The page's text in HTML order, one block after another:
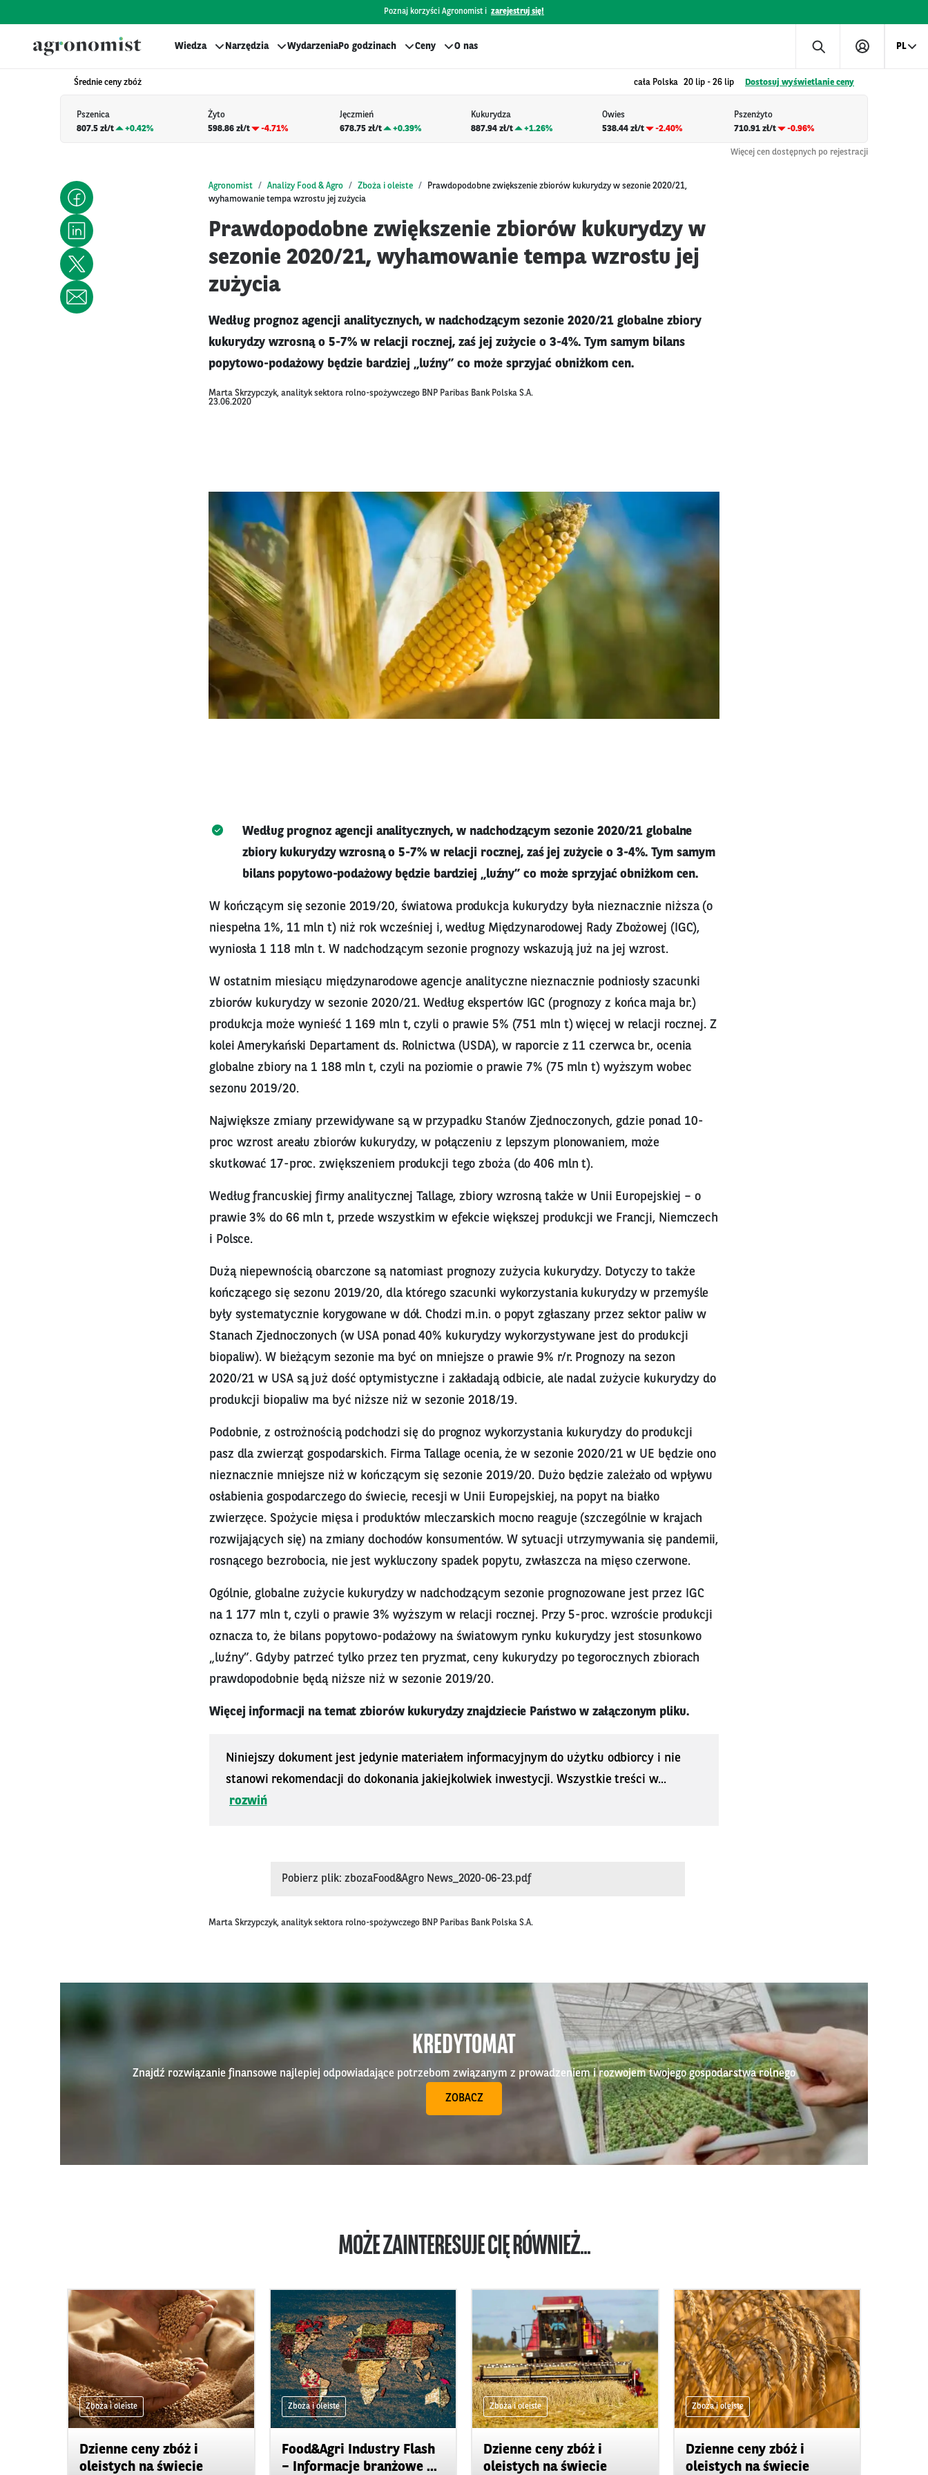
Poznaj korzyści Agronomist i zarejestruj się!
Wiedza Narzędzia WydarzeniaPo godzinach Ceny O nas PL
Średnie ceny zbóż cała Polska 20 lip - 26 lip Dostosuj wyświetlanie ceny
Pszenica
807.5 zł/t
+0.42%
Żyto
598.86 zł/t
-4.71%
Jęczmień
678.75 zł/t
+0.39%
Kukurydza
887.94 zł/t
+1.26%
Owies
538.44 zł/t
-2.40%
Pszenżyto
710.91 zł/t
-0.96%
Więcej cen dostępnych po rejestracji
Agronomist Analizy Food & Agro Zboża i oleiste
Prawdopodobne zwiększenie zbiorów kukurydzy w sezonie 2020/21,
wyhamowanie tempa wzrostu jej zużycia
Prawdopodobne zwiększenie zbiorów kukurydzy w
sezonie 2020/21, wyhamowanie tempa wzrostu jej
zużycia
Według prognoz agencji analitycznych, w nadchodzącym sezonie 2020/21 globalne zbiory
kukurydzy wzrosną o 5-7% w relacji rocznej, zaś jej zużycie o 3-4%. Tym samym bilans
popytowo-podażowy będzie bardziej „luźny” co może sprzyjać obniżkom cen.
Marta Skrzypczyk, analityk sektora rolno-spożywczego BNP Paribas Bank Polska S.A.
23.06.2020
Według prognoz agencji analitycznych, w nadchodzącym sezonie 2020/21 globalne
zbiory kukurydzy wzrosną o 5-7% w relacji rocznej, zaś jej zużycie o 3-4%. Tym samym
bilans popytowo-podażowy będzie bardziej „luźny” co może sprzyjać obniżkom cen.
W kończącym się sezonie 2019/20, światowa produkcja kukurydzy była nieznacznie niższa (o
niespełna 1%, 11 mln t) niż rok wcześniej i, według Międzynarodowej Rady Zbożowej (IGC),
wyniosła 1 118 mln t. W nadchodzącym sezonie prognozy wskazują już na jej wzrost.
W ostatnim miesiącu międzynarodowe agencje analityczne nieznacznie podniosły szacunki
zbiorów kukurydzy w sezonie 2020/21. Według ekspertów IGC (prognozy z końca maja br.)
produkcja może wynieść 1 169 mln t, czyli o prawie 5% (751 mln t) więcej w relacji rocznej. Z
kolei Amerykański Departament ds. Rolnictwa (USDA), w raporcie z 11 czerwca br., ocenia
globalne zbiory na 1 188 mln t, czyli na poziomie o prawie 7% (75 mln t) wyższym wobec
sezonu 2019/20.
Największe zmiany przewidywane są w przypadku Stanów Zjednoczonych, gdzie ponad 10-
proc wzrost areału zbiorów kukurydzy, w połączeniu z lepszym plonowaniem, może
skutkować 17-proc. zwiększeniem produkcji tego zboża (do 406 mln t).
Według francuskiej firmy analitycznej Tallage, zbiory wzrosną także w Unii Europejskiej – o
prawie 3% do 66 mln t, przede wszystkim w efekcie większej produkcji we Francji, Niemczech
i Polsce.
Dużą niepewnością obarczone są natomiast prognozy zużycia kukurydzy. Dotyczy to także
kończącego się sezonu 2019/20, dla którego szacunki wykorzystania kukurydzy w przemyśle
były systematycznie korygowane w dół. Chodzi m.in. o popyt zgłaszany przez sektor paliw w
Stanach Zjednoczonych (w USA ponad 40% kukurydzy wykorzystywane jest do produkcji
biopaliw). W bieżącym sezonie ma być on mniejsze o prawie 9% r/r. Prognozy na sezon
2020/21 w USA są już dość optymistyczne i zakładają odbicie, ale nadal zużycie kukurydzy do
produkcji biopaliw ma być niższe niż w sezonie 2018/19.
Podobnie, z ostrożnością podchodzi się do prognoz wykorzystania kukurydzy do produkcji
pasz dla zwierząt gospodarskich. Firma Tallage ocenia, że w sezonie 2020/21 w UE będzie ono
nieznacznie mniejsze niż w kończącym się sezonie 2019/20. Dużo będzie zależało od wpływu
osłabienia gospodarczego do świecie, recesji w Unii Europejskiej, na popyt na białko
zwierzęce. Spożycie mięsa i produktów mleczarskich mocno reaguje (szczególnie w krajach
rozwijających się) na zmiany dochodów konsumentów. W sytuacji utrzymywania się pandemii,
rosnącego bezrobocia, nie jest wykluczony spadek popytu, zwłaszcza na mięso czerwone.
Ogólnie, globalne zużycie kukurydzy w nadchodzącym sezonie prognozowane jest przez IGC
na 1 177 mln t, czyli o prawie 3% wyższym w relacji rocznej. Przy 5-proc. wzroście produkcji
oznacza to, że bilans popytowo-podażowy na światowym rynku kukurydzy jest stosunkowo
„luźny”. Gdyby patrzeć tylko przez ten pryzmat, ceny kukurydzy po tegorocznych zbiorach
prawdopodobnie będą niższe niż w sezonie 2019/20.
Więcej informacji na temat zbiorów kukurydzy znajdziecie Państwo w załączonym pliku.
Niniejszy dokument jest jedynie materiałem informacyjnym do użytku odbiorcy i nie
stanowi rekomendacji do dokonania jakiejkolwiek inwestycji. Wszystkie treści w...
rozwiń
Pobierz plik: zbozaFood&Agro News_2020-06-23.pdf
Marta Skrzypczyk, analityk sektora rolno-spożywczego BNP Paribas Bank Polska S.A.
KREDYTOMAT
Znajdź rozwiązanie finansowe najlepiej odpowiadające potrzebom związanym z prowadzeniem i rozwojem twojego gospodarstwa rolnego
ZOBACZ
MOŻE ZAINTERESUJE CIĘ RÓWNIEŻ...
Zboża i oleiste
Dzienne ceny zbóż i
oleistych na świecie
Zboża i oleiste
Food&Agri Industry Flash
– Informacje branżowe ...
Zboża i oleiste
Dzienne ceny zbóż i
oleistych na świecie
Zboża i oleiste
Dzienne ceny zbóż i
oleistych na świecie